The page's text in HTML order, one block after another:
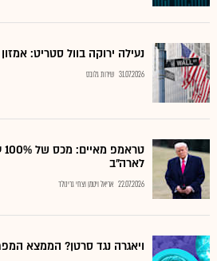
נעילה ירוקה בוול סטריט: אמזון
31.07.2026 שירות גלובס
לארה"ב
22.07.2026 אריאל ויטמן וצחי גרינולד
ויאגרה נגד סרטן? הממצא